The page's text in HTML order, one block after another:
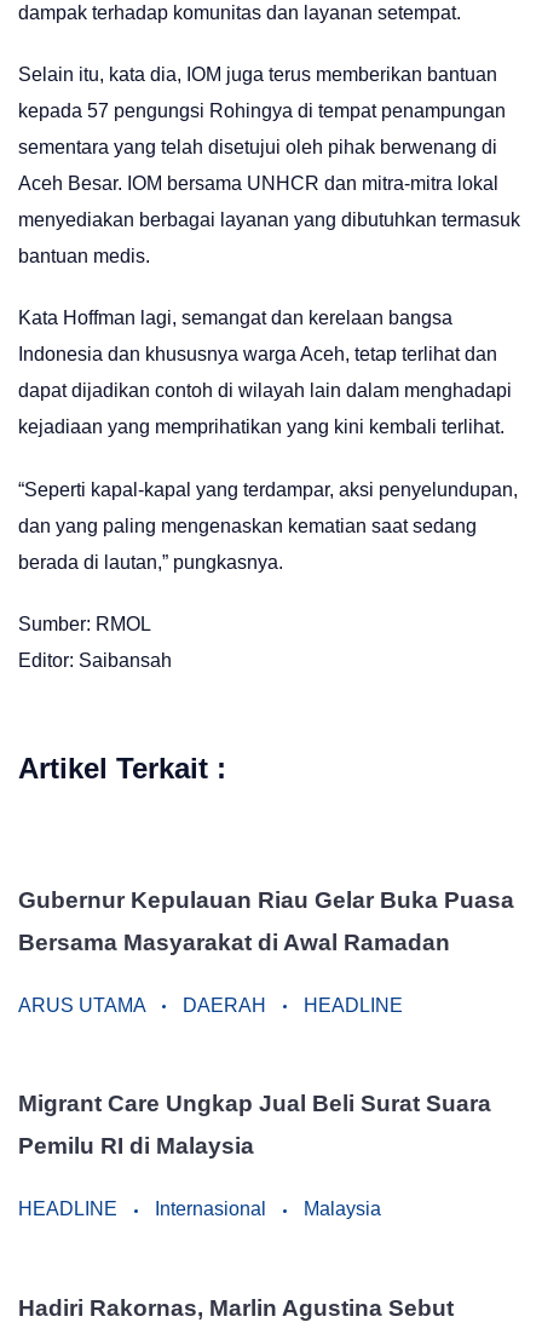
dampak terhadap komunitas dan layanan setempat.
Selain itu, kata dia, IOM juga terus memberikan bantuan
kepada 57 pengungsi Rohingya di tempat penampungan
sementara yang telah disetujui oleh pihak berwenang di
Aceh Besar. IOM bersama UNHCR dan mitra-mitra lokal
menyediakan berbagai layanan yang dibutuhkan termasuk
bantuan medis.
Kata Hoffman lagi, semangat dan kerelaan bangsa
Indonesia dan khususnya warga Aceh, tetap terlihat dan
dapat dijadikan contoh di wilayah lain dalam menghadapi
kejadiaan yang memprihatikan yang kini kembali terlihat.
“Seperti kapal-kapal yang terdampar, aksi penyelundupan,
dan yang paling mengenaskan kematian saat sedang
berada di lautan,” pungkasnya.
Sumber: RMOL
Editor: Saibansah
Artikel Terkait :
Gubernur Kepulauan Riau Gelar Buka Puasa
Bersama Masyarakat di Awal Ramadan
ARUS UTAMA DAERAH HEADLINE
Migrant Care Ungkap Jual Beli Surat Suara
Pemilu RI di Malaysia
HEADLINE Internasional Malaysia
Hadiri Rakornas, Marlin Agustina Sebut